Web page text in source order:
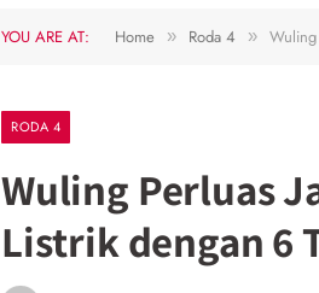
YOU ARE AT: Home » Roda 4 » Wuling
RODA 4
Wuling Perluas
Listrik dengan 6